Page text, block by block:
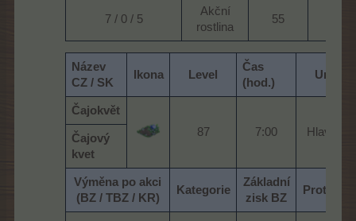
7 / 0 / 5​
Akční
rostlina​
55​
Název
CZ / SK
Ikona Level
Čas
(hod.)
Čajokvět
87​
7:00​ Hlavní
Čajový
kvet
Výměna po akci
(BZ / TBZ / KR)
Kategorie
Základní
zisk BZ